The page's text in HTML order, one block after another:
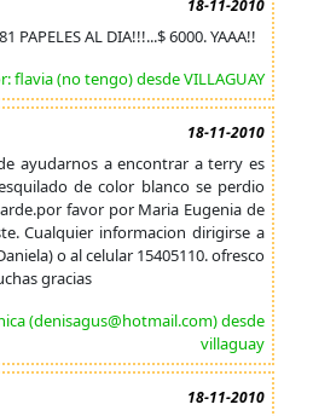
18-11-2010
PAPELES AL DIA!!!...$ 6000. YAAA!!
flavia (no tengo) desde VILLAGUAY
18-11-2010
ayudarnos a encontrar a terry es
de color blanco se perdio
favor por Maria Eugenia de
Cualquier informacion dirigirse a
o al celular 15405110. ofresco
gracias
(denisagus@hotmail.com) desde
villaguay
18-11-2010